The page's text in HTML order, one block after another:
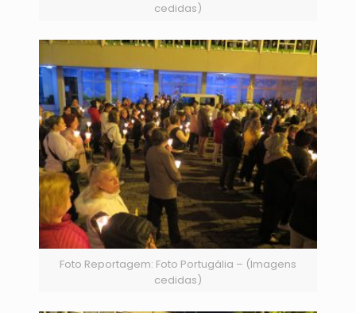
cedidas)
Foto Reportagem: Foto Portugália – (Imagens
cedidas)